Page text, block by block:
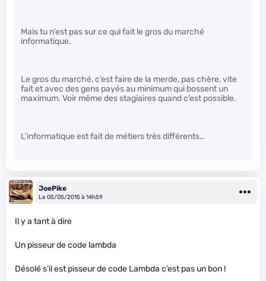
Mais tu n’est pas sur ce qui fait le gros du marché
informatique.
Le gros du marché, c’est faire de la merde, pas chère, vite
fait et avec des gens payés au minimum qui bossent un
maximum. Voir même des stagiaires quand c’est possible.
L’informatique est fait de métiers très différents…
JoePike
Le 05/05/2015 à 14h59
Il y a tant à dire
Un pisseur de code lambda
Désolé s’il est pisseur de code Lambda c’est pas un bon !